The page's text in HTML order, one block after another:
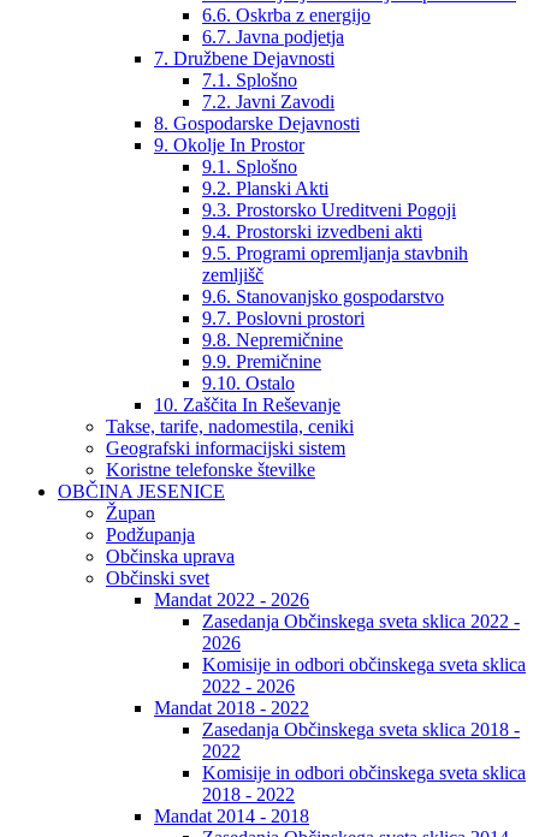
6.6. Oskrba z energijo
6.7. Javna podjetja
7. Družbene Dejavnosti
7.1. Splošno
7.2. Javni Zavodi
8. Gospodarske Dejavnosti
9. Okolje In Prostor
9.1. Splošno
9.2. Planski Akti
9.3. Prostorsko Ureditveni Pogoji
9.4. Prostorski izvedbeni akti
9.5. Programi opremljanja stavbnih
zemljišč
9.6. Stanovanjsko gospodarstvo
9.7. Poslovni prostori
9.8. Nepremičnine
9.9. Premičnine
9.10. Ostalo
10. Zaščita In Reševanje
Takse, tarife, nadomestila, ceniki
Geografski informacijski sistem
Koristne telefonske številke
OBČINA JESENICE
Župan
Podžupanja
Občinska uprava
Občinski svet
Mandat 2022 - 2026
Zasedanja Občinskega sveta sklica 2022 -
2026
Komisije in odbori občinskega sveta sklica
2022 - 2026
Mandat 2018 - 2022
Zasedanja Občinskega sveta sklica 2018 -
2022
Komisije in odbori občinskega sveta sklica
2018 - 2022
Mandat 2014 - 2018